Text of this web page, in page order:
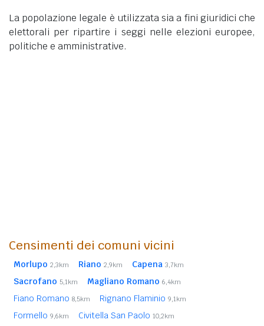
La popolazione legale è utilizzata sia a fini giuridici che
elettorali per ripartire i seggi nelle elezioni europee,
politiche e amministrative.
Censimenti dei comuni vicini
Morlupo 2,3km Riano 2,9km Capena 3,7km
Sacrofano 5,1km Magliano Romano 6,4km
Fiano Romano 8,5km Rignano Flaminio 9,1km
Formello 9,6km Civitella San Paolo 10,2km